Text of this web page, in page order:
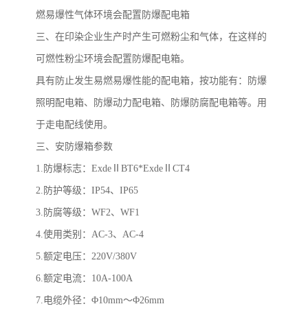
燃易爆性气体环境会配置防爆配电箱
三、在印染企业生产时产生可燃粉尘和气体，在这样的
可燃性粉尘环境会配置防爆配电箱。
具有防止发生易燃易爆性能的配电箱，按功能有：防爆
照明配电箱、防爆动力配电箱、防爆防腐配电箱等。用
于走电配线使用。
三、安防爆箱参数
1. 防爆标志： Exde BT6*Exde CT4
2. 防护等级： IP54、 IP65
3. 防腐等级： WF2、 WF1
4.使用类别： AC-3、 AC-4
5.额定电压： 220V/380V
6.额定电流： 10A-100A
7.电缆外径：Φ10mm～Φ26mm